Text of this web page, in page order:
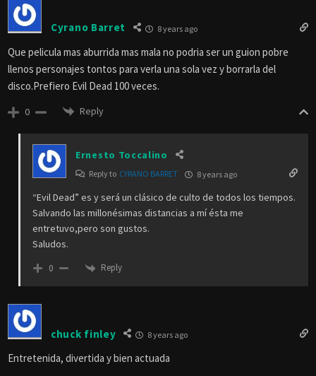
Cyrano Barret 8 years ago
Que pelicula mas aburrida mas mala no podria ser un guion pobre
llenos personajes tontos para verla una sola vez y borrarla del
disco.Prefiero Evil Dead 100 veces.
0 Reply
Ernesto Toccalino
Reply to CYRANO BARRET 8 years ago
“Evil Dead” es y será un clásico de culto de todos los tiempos.
Salvando las millonésimas distancias a mí ésta me
entretuvo,pero son gustos.
Saludos.
0 Reply
chuck finley 8 years ago
Entretenida, divertida y bien actuada